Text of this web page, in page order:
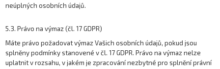
neúplných osobních údajů.
5.3. Právo na výmaz (čl. 17 GDPR)
Máte právo požadovat výmaz Vašich osobních údajů, pokud jsou
splněny podmínky stanovené v čl. 17 GDPR. Právo na výmaz nelze
uplatnit v rozsahu, v jakém je zpracování nezbytné pro splnění právní